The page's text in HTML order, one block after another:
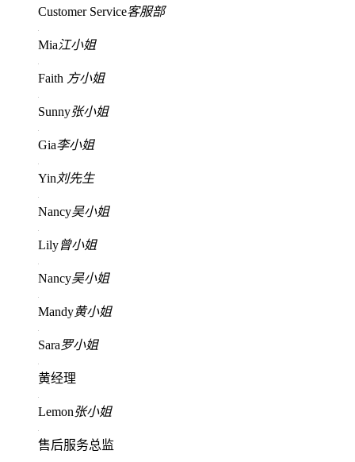
Customer Service客服部
Mia江小姐
Faith 方小姐
Sunny张小姐
Gia李小姐
Yin 刘先生
Nancy吴小姐
Lily曾小姐
Nancy吴小姐
Mandy黄小姐
Sara罗小姐
黄经理
Lemon张小姐
售后服务总监